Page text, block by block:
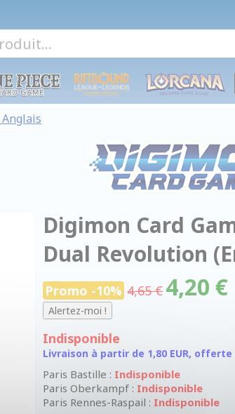
Digimon Card
Dual Revolution
Promo -10% 4,65 €4,20 €
Indisponible
Livraison à partir de 1,80 EUR,
Paris Bastille : Indisponible
Paris Oberkampf : Indisponible
Paris Rennes-Raspail : Indisponible